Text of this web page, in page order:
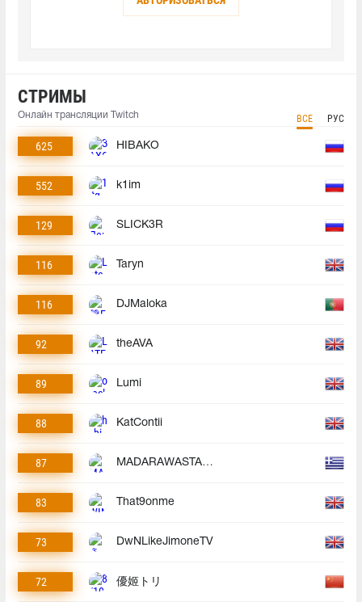
СТРИМЫ
Онлайн трансляции Twitch ВСЕ РУС
625 HIBAKO
552 k1im
129 SLICK3R
116 Taryn
116 DJMaloka
92 theAVA
89 Lumi
88 KatContii
87 MADARAWASTAKEN
83 That9onme
73 DwNLikeJimoneTV
72 優姬トリ